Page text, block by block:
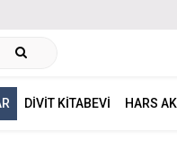
DIVIT KITABEVI HARS